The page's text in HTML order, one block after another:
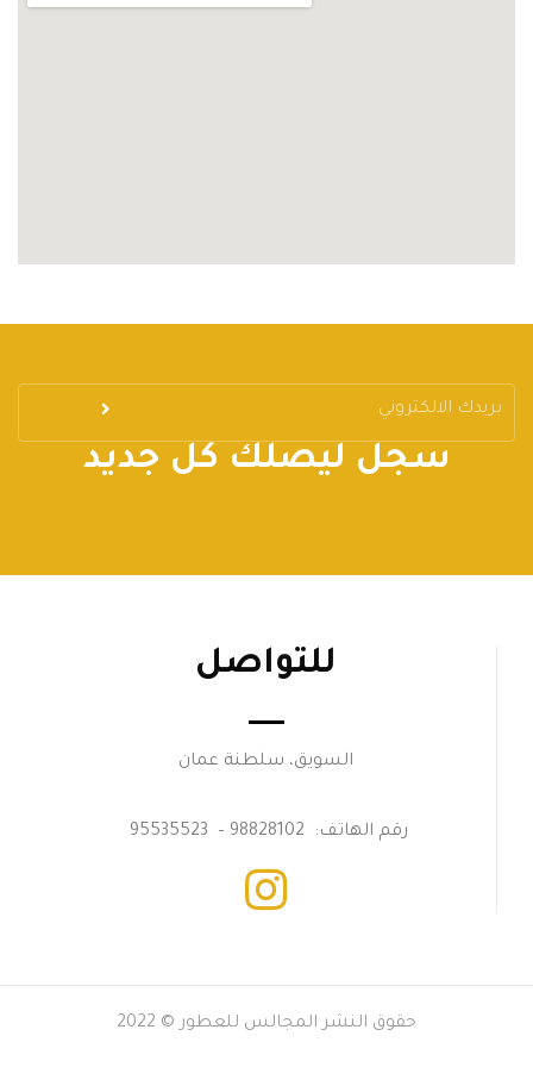
سجل ليصلك كل جديد
للتواصل
السويق، سلطنة عمان
رقم الهاتف: 98828102 – 95535523
حقوق النشر المجالس للعطور © 2022